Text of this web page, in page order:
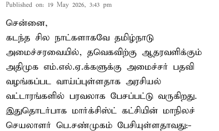
Published on: 19 May 2026, 3:43 pm
சென்னை,
கடந்த சில நாட்களாகவே தமிழ்நாடு
அமைச்சரவையில், தவெகவிற்கு ஆதரவளிக்கும்
அதிமுக எம்.எல்.ஏ.க்களுக்கு அமைச்சர் பதவி
வழங்கப்பட வாய்ப்புள்ளதாக அரசியல்
வட்டாரங்களில் பரவலாக பேசப்பட்டு வருகிறது.
இதுதொடர்பாக மார்க்சிஸ்ட் கட்சியின் மாநிலச்
செயலாளர் பெ.சண்முகம் பேசியுள்ளதாவது:-